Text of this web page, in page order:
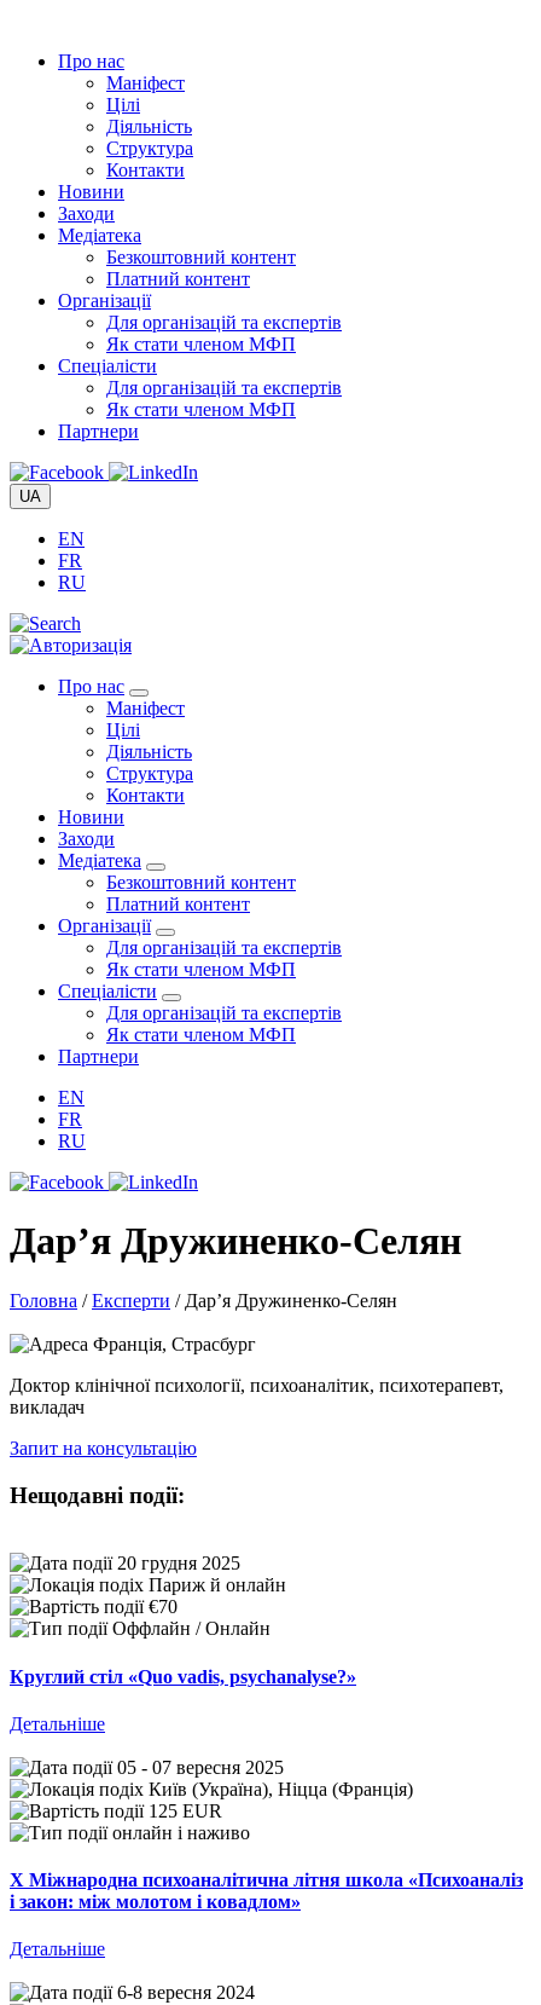
вмістуПро нас
Маніфест
Цілі
Діяльність
Структура
Контакти
Новини
Заходи
Медіатека
Безкоштовний контент
Платний контент
Організації
Для організацій та експертів
Як стати членом МФП
Спеціалісти
Для організацій та експертів
Як стати членом МФП
Партнери
UA
EN
FR
RU
Про нас
Маніфест
Цілі
Діяльність
Структура
Контакти
Новини
Заходи
Медіатека
Безкоштовний контент
Платний контент
Організації
Для організацій та експертів
Як стати членом МФП
Спеціалісти
Для організацій та експертів
Як стати членом МФП
Партнери
EN
FR
RU
Дар’я Дружиненко-Селян
Головна /Експерти / Дар’я Дружиненко-Селян
Франція, Страсбург
Доктор клінічної психології, психоаналітик, психотерапевт,
викладач
Запит на консультацію
Нещодавні події:
20 грудня 2025
Париж й онлайн
€70
Оффлайн / Онлайн
Круглий стіл «Quo vadis, psychanalyse?»
Детальніше
05 - 07 вересня 2025
Київ (Україна), Ніцца (Франція)
125 EUR
онлайн і наживо
Х Міжнародна психоаналітична літня школа «Психоаналіз
і закон: між молотом і ковадлом»
Детальніше
6-8 вересня 2024